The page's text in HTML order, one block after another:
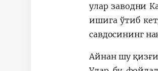
улар заводни
ишига ўтиб
савдосининг
Айнан шу